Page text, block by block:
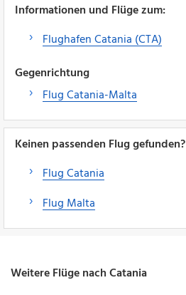
Informationen und Flüge zum:
Flughafen Catania (CTA)
Gegenrichtung
Flug Catania-Malta
Keinen passenden Flug gefunden?
Flug Catania
Flug Malta
Weitere Flüge nach Catania